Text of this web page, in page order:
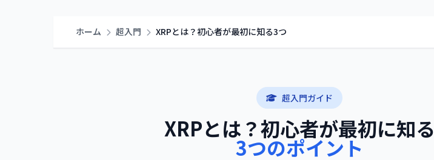
ホーム 超入門 XRPとは？初心者が最初に知る3つ
超入門ガイド
XRPとは？初心者が最初に知る
3つのポイント